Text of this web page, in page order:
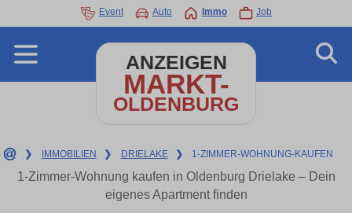
Event Auto Immo Job
ANZEIGEN
MARKT-
OLDENBURG
❯ IMMOBILIEN ❯ DRIELAKE ❯ 1-ZIMMER-WOHNUNG-KAUFEN
1-Zimmer-Wohnung kaufen in Oldenburg Drielake – Dein
eigenes Apartment finden